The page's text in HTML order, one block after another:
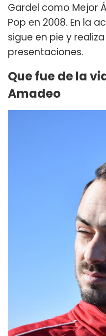
Gardel como Mejor
Pop en 2008. En la
sigue en pie y
presentaciones.
Que fue de la
Amadeo